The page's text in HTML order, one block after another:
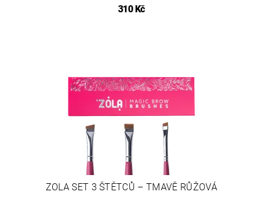
310 Kč
ZOLA SET 3 ŠTĚTCŮ – TMAVĚ RŮŽOVÁ